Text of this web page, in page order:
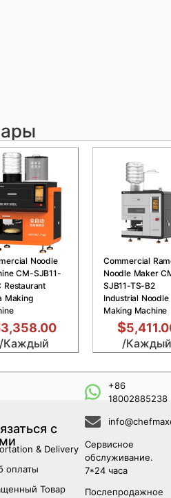
Noodle
CM-SJB11-
Restaurant
Making
3,358.00
/Каждый
Commercial
Noodle Maker
SJB11-TS-B2
Industrial Noodle
Making Machine
$
/Каждый
& Delivery
оплаты
Товар
с
+86
18002885238
Сервисное
обслуживание.
7*24 часа
Послепродажное